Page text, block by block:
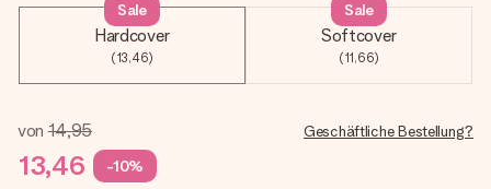
Hardcover
(13,46)
Sale
Softcover
(11,66)
Sale
von 14,95
13,46 -10%
Geschäftliche Bestellung?